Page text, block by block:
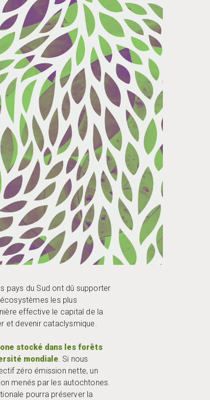
pays du Sud ont dû supporter
les plus
effective le capital de la
et devenir cataclysmique.
stocké dans les forêts
mondiale. Si nous
zéro émission nette, un
menés par les autochtones.
pourra préserver la